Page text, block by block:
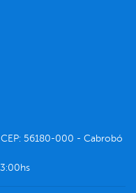
CEP: 56180-000 - Cabrobó